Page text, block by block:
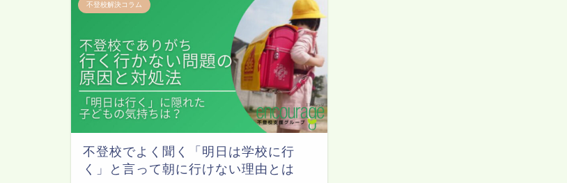
不登校解決コラム
不登校でよく聞く「明日は学校に行
く」と言って朝に行けない理由とは